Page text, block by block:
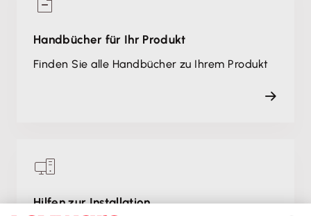
Handbücher für Ihr Produkt
Finden Sie alle Handbücher zu Ihrem Produkt
Hilfen zur Installation